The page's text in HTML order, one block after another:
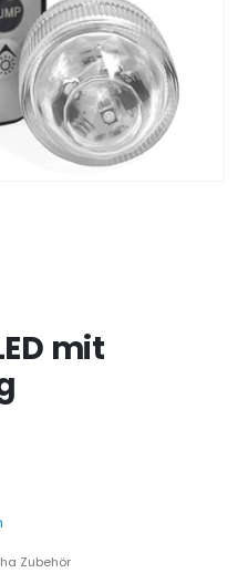
mit
Zubehör